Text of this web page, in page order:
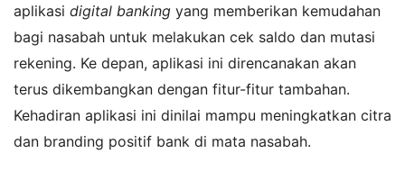
aplikasi digital banking yang memberikan kemudahan
bagi nasabah untuk melakukan cek saldo dan mutasi
rekening. Ke depan, aplikasi ini direncanakan akan
terus dikembangkan dengan fitur-fitur tambahan.
Kehadiran aplikasi ini dinilai mampu meningkatkan citra
dan branding positif bank di mata nasabah.